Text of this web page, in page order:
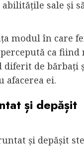
abilitățile sale și
modul în care
ca
diferit de bărbați
ei.
și depășit
și depășit